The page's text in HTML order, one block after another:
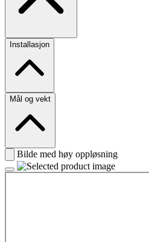
Installasjon
Mål og vekt
Bilde med høy oppløsning